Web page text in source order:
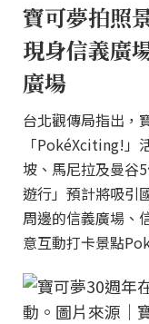
寶可夢拍照
現身信義廣
廣場
台北觀傳局指出，
「PokéXciting!」
坡、馬尼拉及曼谷
遊行」預計將吸引
周邊的信義廣場、
意互動打卡景點